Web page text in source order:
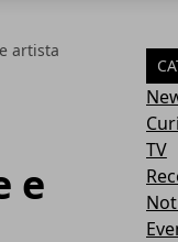
artista
e
TV